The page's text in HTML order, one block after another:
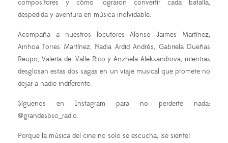
compositores y cómo lograron convertir cada batalla,
despedida y aventura en música inolvidable.
Acompaña a nuestros locutores Alonso Jaimes Martínez,
Ainhoa Torres Martínez, Nadia Ardid Andrés, Gabriela Dueñas
Reupo, Valeria del Valle Rico y Anzhela Aleksandrova, mientras
desglosan estas dos sagas en un viaje musical que promete no
dejar a nadie indiferente.
Síguenos en Instagram para no perderte nada:
@grandesbso_radio.
Porque la música del cine no solo se escucha, ¡se siente!